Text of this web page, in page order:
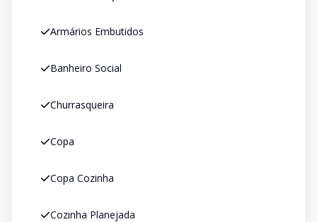
Armários Embutidos
Banheiro Social
Churrasqueira
Copa
Copa Cozinha
Cozinha Planejada